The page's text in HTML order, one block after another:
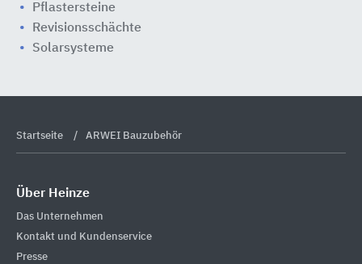
Pflastersteine
Revisionsschächte
Solarsysteme
Startseite ARWEI Bauzubehör
Über Heinze
Das Unternehmen
Kontakt und Kundenservice
Presse